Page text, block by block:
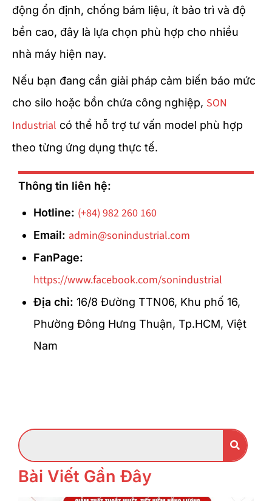
động ổn định, chống bám liệu, ít bảo trì và độ
bền cao, đây là lựa chọn phù hợp cho nhiều
nhà máy hiện nay.
Nếu bạn đang cần giải pháp cảm biến báo mức
cho silo hoặc bồn chứa công nghiệp, SON
Industrial có thể hỗ trợ tư vấn model phù hợp
theo từng ứng dụng thực tế.
Thông tin liên hệ:
Hotline: (+84) 982 260 160
Email: admin@sonindustrial.com
FanPage:
https://www.facebook.com/sonindustrial
Địa chỉ: 16/8 Đường TTN06, Khu phố 16,
Phường Đông Hưng Thuận, Tp.HCM, Việt
Nam
Bài Viết Gần Đây